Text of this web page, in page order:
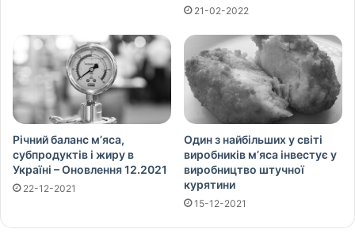
21-02-2022
Річний баланс м’яса,
субпродуктів і жиру в
Україні – Оновлення 12.2021
22-12-2021
Один з найбільших у світі
виробників м’яса інвестує у
виробництво штучної
курятини
15-12-2021